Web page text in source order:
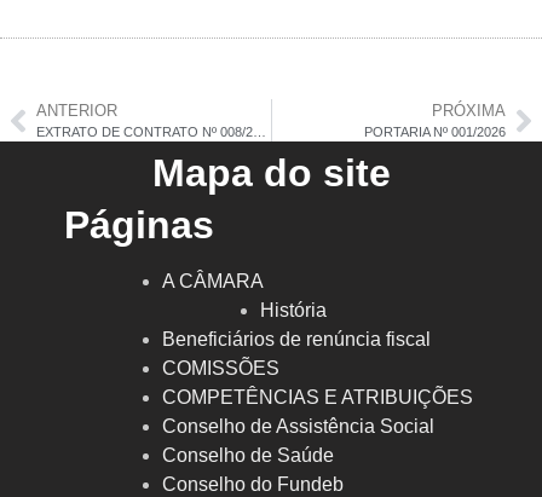
ANTERIOR PRÓXIMA
PORTARIA Nº 001/2026
Mapa do site
Páginas
A CÂMARA
História
Beneficiários de renúncia fiscal
COMISSÕES
COMPETÊNCIAS E ATRIBUIÇÕES
Conselho de Assistência Social
Conselho de Saúde
Conselho do Fundeb